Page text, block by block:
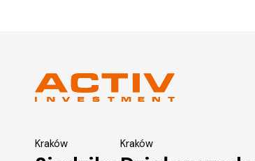
Kraków Kraków